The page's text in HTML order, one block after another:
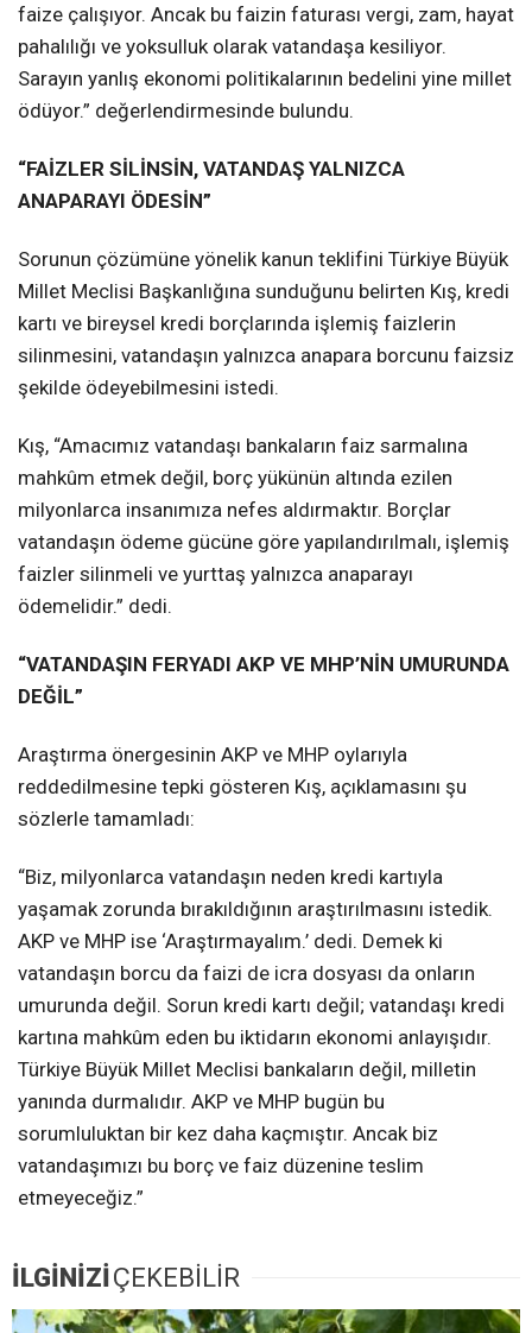
faize çalışıyor. Ancak bu faizin faturası vergi, zam, hayat
pahalılığı ve yoksulluk olarak vatandaşa kesiliyor.
Sarayın yanlış ekonomi politikalarının bedelini yine millet
ödüyor.” değerlendirmesinde bulundu.
“FAİZLER SİLİNSİN, VATANDAŞ YALNIZCA
ANAPARAYI ÖDESİN”
Sorunun çözümüne yönelik kanun teklifini Türkiye Büyük
Millet Meclisi Başkanlığına sunduğunu belirten Kış, kredi
kartı ve bireysel kredi borçlarında işlemiş faizlerin
silinmesini, vatandaşın yalnızca anapara borcunu faizsiz
şekilde ödeyebilmesini istedi.
Kış, “Amacımız vatandaşı bankaların faiz sarmalına
mahkûm etmek değil, borç yükünün altında ezilen
milyonlarca insanımıza nefes aldırmaktır. Borçlar
vatandaşın ödeme gücüne göre yapılandırılmalı, işlemiş
faizler silinmeli ve yurttaş yalnızca anaparayı
ödemelidir.” dedi.
“VATANDAŞIN FERYADI AKP VE MHP’NİN UMURUNDA
DEĞİL”
Araştırma önergesinin AKP ve MHP oylarıyla
reddedilmesine tepki gösteren Kış, açıklamasını şu
sözlerle tamamladı:
“Biz, milyonlarca vatandaşın neden kredi kartıyla
yaşamak zorunda bırakıldığının araştırılmasını istedik.
AKP ve MHP ise ‘Araştırmayalım.’ dedi. Demek ki
vatandaşın borcu da faizi de icra dosyası da onların
umurunda değil. Sorun kredi kartı değil; vatandaşı kredi
kartına mahkûm eden bu iktidarın ekonomi anlayışıdır.
Türkiye Büyük Millet Meclisi bankaların değil, milletin
yanında durmalıdır. AKP ve MHP bugün bu
sorumluluktan bir kez daha kaçmıştır. Ancak biz
vatandaşımızı bu borç ve faiz düzenine teslim
etmeyeceğiz.”
İLGİNİZİ ÇEKEBİLİR